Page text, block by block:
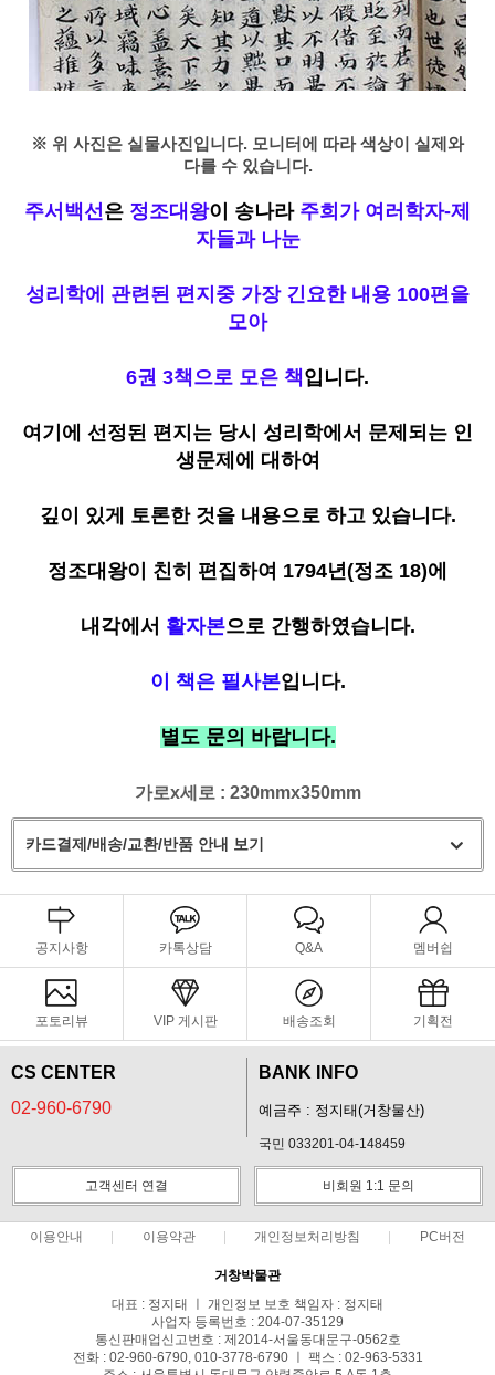
※ 위 사진은 실물사진입니다. 모니터에 따라 색상이 실제와
다를 수 있습니다.
주서백선 은 정조대왕이 송나라 주희가 여러학자-제
자들과 나눈
성리학에 관련된 편지중 가장 긴요한 내용 100편을
모아
6권 3책으로 모은 책입니다.
여기에 선정된 편지는 당시 성리학에서 문제되는 인
생문제에 대하여
깊이 있게 토론한 것을 내용으로 하고 있습니다.
정조대왕이 친히 편집하여 1794년(정조 18)에
내각에서 활자본으로 간행하였습니다.
이 책은 필사본입니다.
별도 문의 바랍니다.
가로x세로 : 230mmx350mm
카드결제/배송/교환/반품 안내 보기
공지사항 카톡상담 Q&A 멤버쉽
포토리뷰 VIP 게시판 배송조회 기획전
CS CENTER
02-960-6790
BANK INFO
예금주 : 정지태(거창물산)
국민 033201-04-148459
고객센터 연결 비회원 1:1 문의
이용안내 이용약관 개인정보처리방침 PC버전
거창박물관
대표 : 정지태 ㅣ 개인정보 보호 책임자 : 정지태
사업자 등록번호 : 204-07-35129
통신판매업신고번호 : 제2014-서울동대문구-0562호
전화 : 02-960-6790, 010-3778-6790 ㅣ 팩스 : 02-963-5331